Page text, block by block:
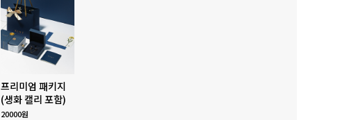
프리미엄 패키지
(생화 캘리 포함)
20000원